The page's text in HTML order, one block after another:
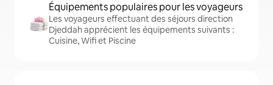
Équipements populaires pour les voyageurs
Les voyageurs effectuant des séjours direction
Djeddah apprécient les équipements suivants :
Cuisine, Wifi et Piscine